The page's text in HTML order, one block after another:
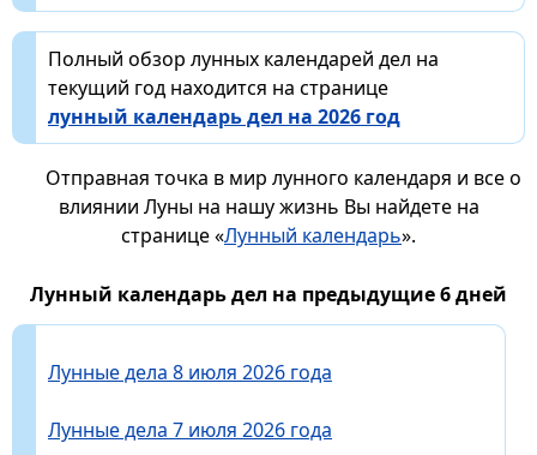
Полный обзор лунных календарей дел на
текущий год находится на странице
лунный календарь дел на 2026 год
Отправная точка в мир лунного календаря и все о
влиянии Луны на нашу жизнь Вы найдете на
странице «Лунный календарь».
Лунный календарь дел на предыдущие 6 дней
Лунные дела 8 июля 2026 года
Лунные дела 7 июля 2026 года